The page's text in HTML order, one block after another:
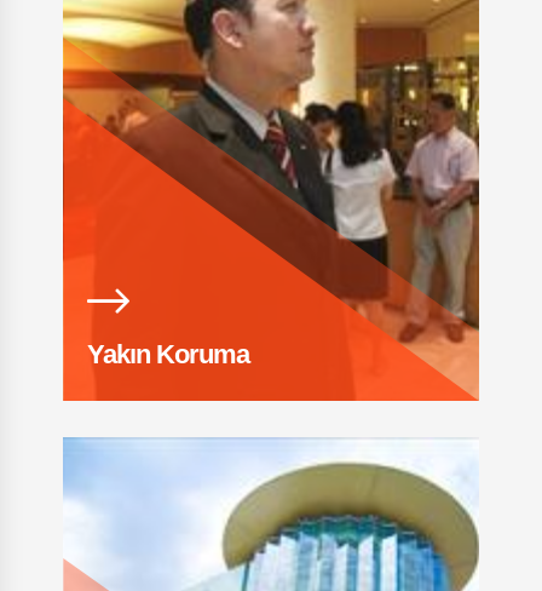
Yakın Koruma